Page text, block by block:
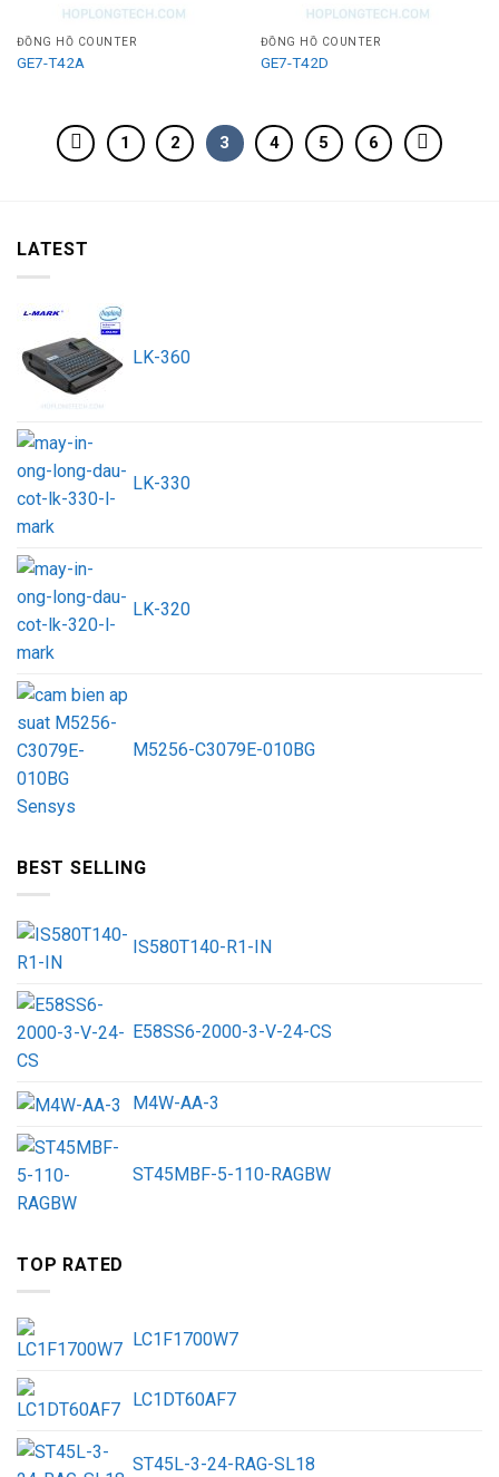
ĐỒNG HỒ COUNTER
GE7-T42A
ĐỒNG HỒ COUNTER
GE7-T42D
1 2 3 4 5 6
LATEST
LK-360
LK-330
LK-320
M5256-C3079E-010BG
BEST SELLING
IS580T140-R1-IN
E58SS6-2000-3-V-24-CS
M4W-AA-3
ST45MBF-5-110-RAGBW
TOP RATED
LC1F1700W7
LC1DT60AF7
ST45L-3-24-RAG-SL18